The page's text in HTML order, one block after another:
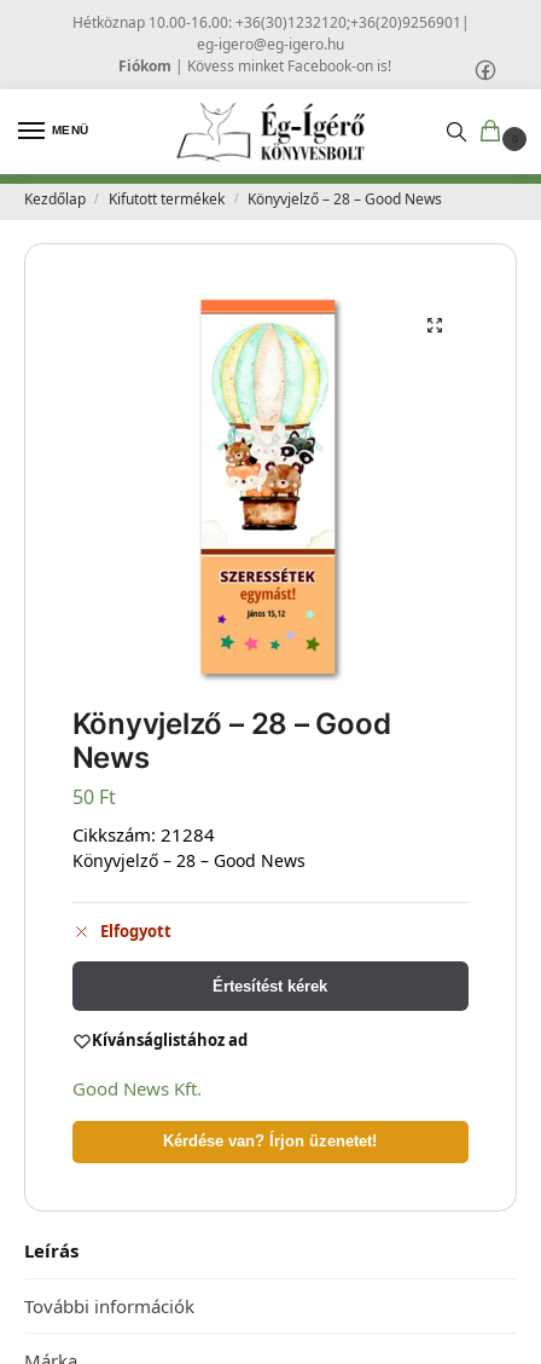
Hétköznap 10.00-16.00: +36(30)1232120;+36(20)9256901 |
eg-igero@eg-igero.hu
Fiókom | Kövess minket Facebook-on is!
MENÜ
0
Kezdőlap / Kifutott termékek / Könyvjelző – 28 – Good News
Könyvjelző – 28 – Good
News
50 Ft
Cikkszám: 21284
Könyvjelző – 28 – Good News
Elfogyott
Értesítést kérek
Kívánságlistához ad
Good News Kft.
Kérdése van? Írjon üzenetet!
Leírás
További információk